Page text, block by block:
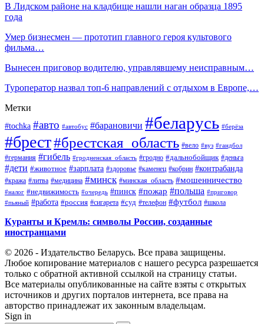
В Лидском районе на кладбище нашли наган образца 1895
года
Умер бизнесмен — прототип главного героя культового
фильма…
Вынесен приговор водителю, управлявшему неисправным…
Туроператор назвал топ-6 направлений с отдыхом в Европе,…
Метки
#tochka #авто #автобус #барановичи #беларусь #берёза
#брест#брестская_область #вело #вуз #гандбол
#германия #гибель #гродненская_область #гродно #дальнобойщик #деньга
#дети #животное #зарплата #здоровье #каменец #кобрин #контрабанда
#кража #литва #медицина #минск #минская_область #мошенничество
#налог #недвижимость #очередь #пинск #пожар #польша #приговор
#пьяный #работа #россия #сигарета #суд #телефон #футбол #школа
Куранты и Кремль: символы России, созданные
иностранцами
© 2026 - Издательство Беларусь. Все права защищены.
Любое копирование материалов с нашего ресурса разрешается
только с обратной активной ссылкой на страницу статьи.
Все материалы опубликованные на сайте взяты с открытых
источников и других порталов интернета, все права на
авторство принадлежат их законным владельцам.
Sign in